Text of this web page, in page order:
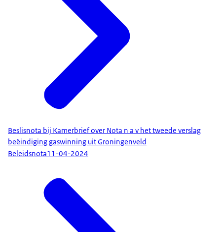
Beslisnota bij Kamerbrief over Nota n a v het tweede verslag
beëindiging gaswinning uit Groningenveld
Beleidsnota11-04-2024